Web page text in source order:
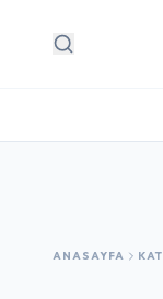
Arama
ANASAYFA